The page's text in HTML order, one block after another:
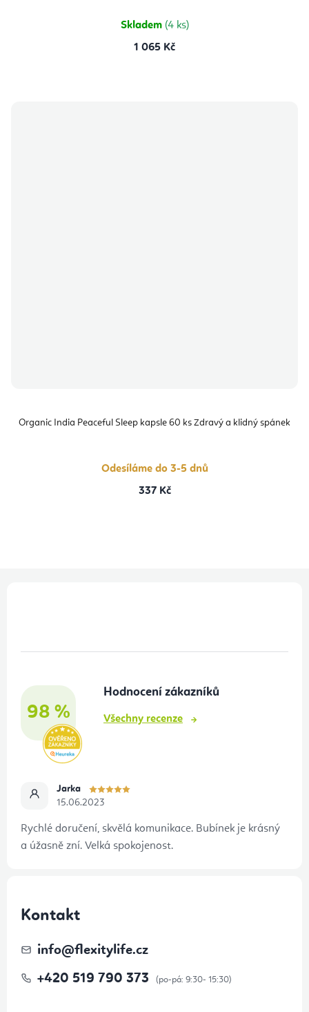
Skladem (4 ks)
1 065 Kč
Organic India Peaceful Sleep kapsle 60 ks Zdravý a klidný spánek
Odesíláme do 3-5 dnů
337 Kč
98 %
Hodnocení zákazníků
Všechny recenze
Jarka
15.06.2023
Rychlé doručení, skvělá komunikace. Bubínek je krásný
a úžasně zní. Velká spokojenost.
Kontakt
info@flexitylife.cz
+420 519 790 373